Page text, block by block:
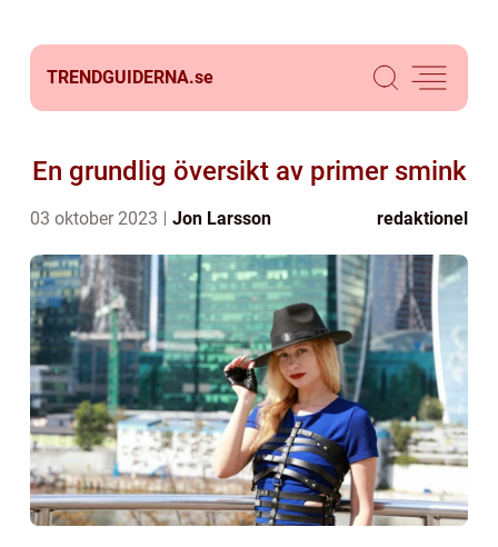
TRENDGUIDERNA.se
En grundlig översikt av primer smink
03 oktober 2023 Jon Larsson redaktionel